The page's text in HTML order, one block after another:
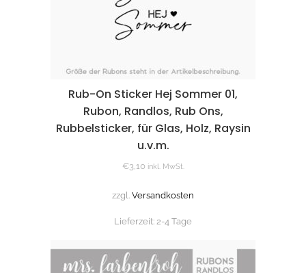
Rub-On Sticker Hej Sommer 01,
Rubon, Randlos, Rub Ons,
Rubbelsticker, für Glas, Holz, Raysin
u.v.m.
€3,10 inkl. MwSt.
zzgl. Versandkosten
Lieferzeit: 2-4 Tage